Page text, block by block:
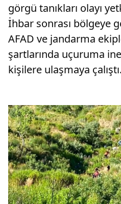
görgü tanıkları olayı
İhbar sonrası bölgeye
AFAD ve jandarma
şartlarında uçuruma
kişilere ulaşmaya çalıştı.